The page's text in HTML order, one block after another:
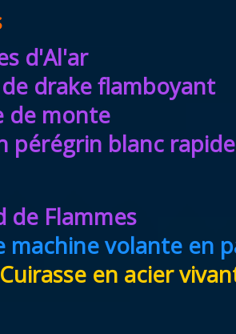
d'Al'ar
de drake flamboyant
de monte
pérégrin blanc rapide
de Flammes
machine volante en
en acier